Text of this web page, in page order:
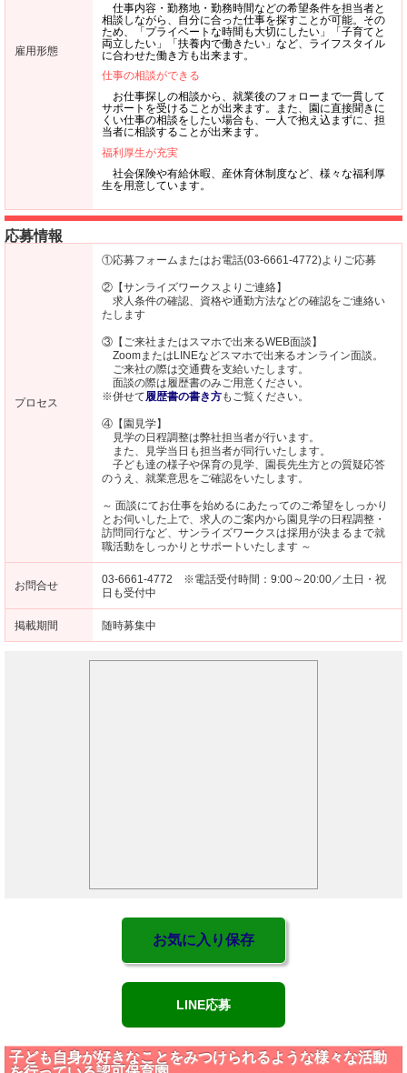
雇用形態
仕事内容・勤務地・勤務時間などの希望条件を担当者と
相談しながら、自分に合った仕事を探すことが可能。その
ため、「プライベートな時間も大切にしたい」「子育てと
両立したい」「扶養内で働きたい」など、ライフスタイル
に合わせた働き方も出来ます。
仕事の相談ができる
お仕事探しの相談から、就業後のフォローまで一貫して
サポートを受けることが出来ます。また、園に直接聞きに
くい仕事の相談をしたい場合も、一人で抱え込まずに、担
当者に相談することが出来ます。
福利厚生が充実
社会保険や有給休暇、産休育休制度など、様々な福利厚
生を用意しています。
応募情報
プロセス
①応募フォームまたはお電話(03-6661-4772)よりご応募
②【サンライズワークスよりご連絡】
求人条件の確認、資格や通勤方法などの確認をご連絡い
たします
③【ご来社またはスマホで出来るWEB面談】
ZoomまたはLINEなどスマホで出来るオンライン面談。
ご来社の際は交通費を支給いたします。
面談の際は履歴書のみご用意ください。
※併せて履歴書の書き方もご覧ください。
④【園見学】
見学の日程調整は弊社担当者が行います。
また、見学当日も担当者が同行いたします。
子ども達の様子や保育の見学、園長先生方との質疑応答
のうえ、就業意思をご確認をいたします。
～ 面談にてお仕事を始めるにあたってのご希望をしっかり
とお伺いした上で、求人のご案内から園見学の日程調整・
訪問同行など、サンライズワークスは採用が決まるまで就
職活動をしっかりとサポートいたします ～
お問合せ
03-6661-4772 ※電話受付時間：9:00～20:00／土日・祝
日も受付中
掲載期間 随時募集中
お気に入り保存
LINE応募
子ども自身が好きなことをみつけられるような様々な活動